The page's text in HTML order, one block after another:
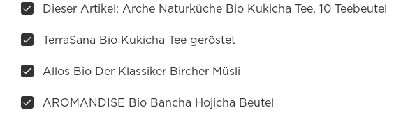
Dieser Artikel: Arche Naturküche Bio Kukicha Tee, 10 Teebeutel
TerraSana Bio Kukicha Tee geröstet
Allos Bio Der Klassiker Bircher Müsli
AROMANDISE Bio Bancha Hojicha Beutel